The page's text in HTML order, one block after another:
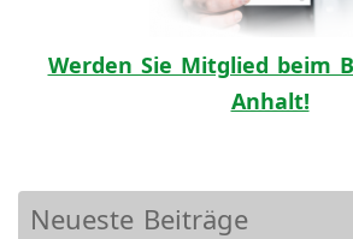
Werden Sie Mitglied beim
Anhalt!
Neueste Beiträge